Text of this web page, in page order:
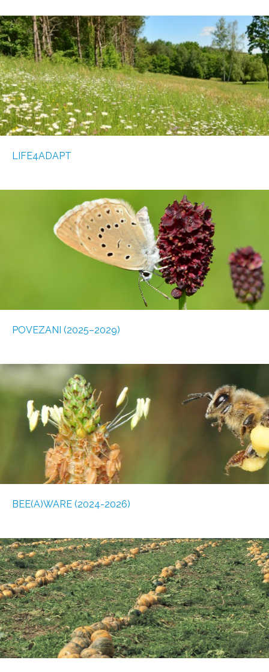
LIFE4ADAPT
POVEZANI (2025–2029)
BEE(A)WARE (2024-2026)